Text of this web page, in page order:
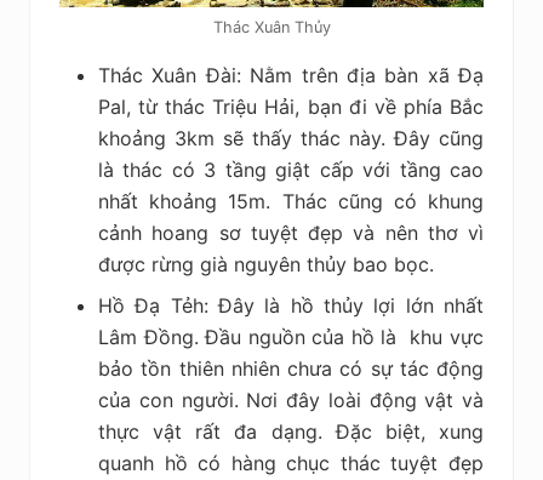
Thác Xuân Thủy
Thác Xuân Đài: Nằm trên địa bàn xã Đạ
Pal, từ thác Triệu Hải, bạn đi về phía Bắc
khoảng 3km sẽ thấy thác này. Đây cũng
là thác có 3 tầng giật cấp với tầng cao
nhất khoảng 15m. Thác cũng có khung
cảnh hoang sơ tuyệt đẹp và nên thơ vì
được rừng già nguyên thủy bao bọc.
Hồ Đạ Tẻh: Đây là hồ thủy lợi lớn nhất
Lâm Đồng. Đầu nguồn của hồ là khu vực
bảo tồn thiên nhiên chưa có sự tác động
của con người. Nơi đây loài động vật và
thực vật rất đa dạng. Đặc biệt, xung
quanh hồ có hàng chục thác tuyệt đẹp